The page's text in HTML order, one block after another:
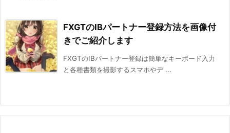
FXGTのIBパートナー登録方法を画像付
きでご紹介します
FXGTのIBパートナー登録は簡単なキーボード入力
と各種書類を撮影するスマホやデ ...